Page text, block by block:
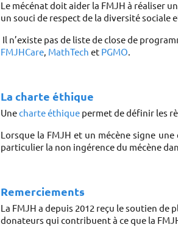
Le mécénat doit aider la FMJH à réaliser
un souci de respect de la diversité sociale
FMJHCare, MathTech et PGMO.
La charte éthique
Une charte éthique permet de définir les
Lorsque la FMJH et un mécène signe
particulier la non ingérence du mécène
Remerciements
La FMJH a depuis 2012 reçu le soutien
donateurs qui contribuent à ce que la